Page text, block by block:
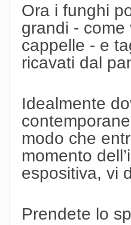
Ora i funghi
grandi -
cappelle - e
ricavati dal
Idealmente
modo che
momento
espositiva, vi
Prendete lo